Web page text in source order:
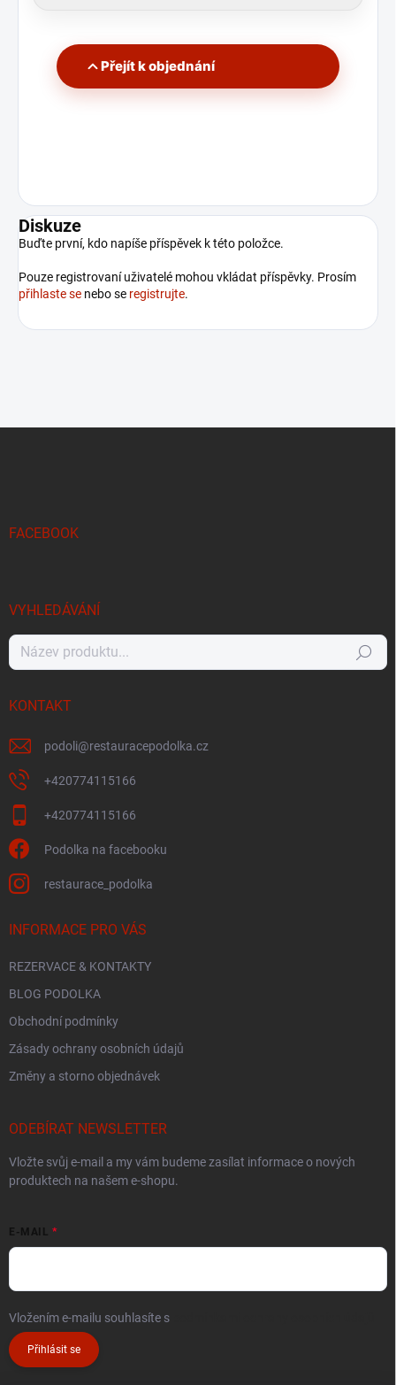
Přejít k objednání
Diskuze
Buďte první, kdo napíše příspěvek k této položce.
Pouze registrovaní uživatelé mohou vkládat příspěvky. Prosím
přihlaste se nebo se registrujte.
FACEBOOK
VYHLEDÁVÁNÍ
Hledat
KONTAKT
podoli@restauracepodolka.cz
+420774115166
+420774115166
Podolka na facebooku
restaurace_podolka
INFORMACE PRO VÁS
REZERVACE & KONTAKTY
BLOG PODOLKA
Obchodní podmínky
Zásady ochrany osobních údajů
Změny a storno objednávek
ODEBÍRAT NEWSLETTER
Vložte svůj e-mail a my vám budeme zasílat informace o nových
produktech na našem e-shopu.
E-MAIL
Vložením e-mailu souhlasíte s
Přihlásit se